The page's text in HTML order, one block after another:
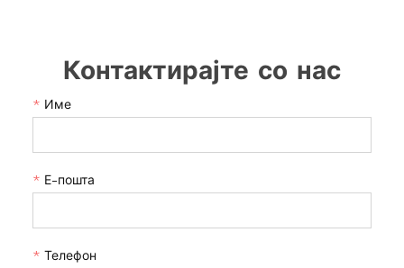
Контактирајте со нас
* Име
* Е-пошта
* Телефон